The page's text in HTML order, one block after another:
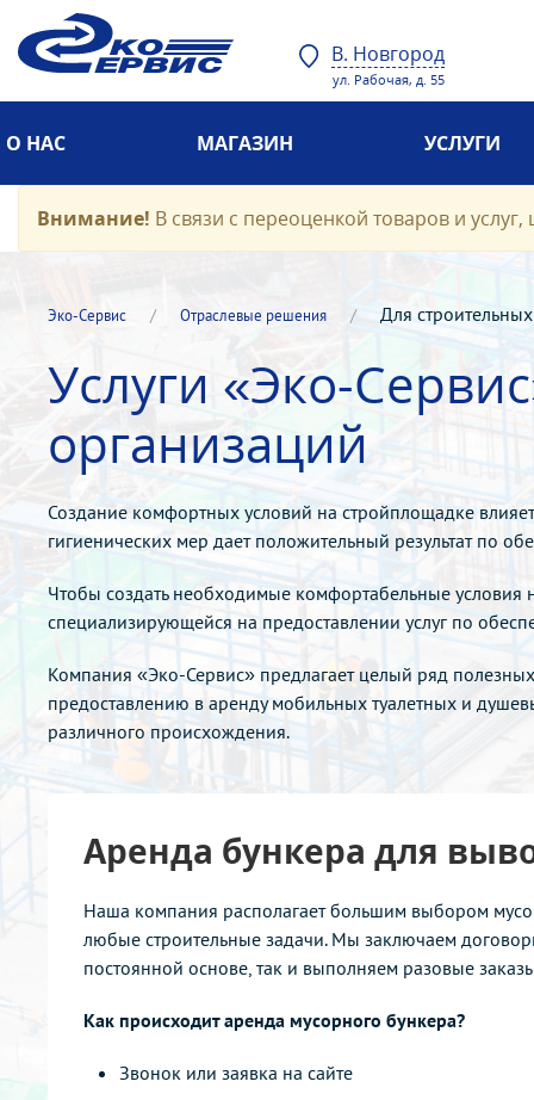
В. Новгород
ул. Рабочая, д. 55
НОВОСТИ И ФОТО
Внимание! В связи с переоценкой товаров и
Эко-Cервис Отраслевые решения
Для строительных
Услуги «Эко-Сервис»
для строительных
организаций
на эффективную работу сотрудников и
производительность труда, а соблюдение гигиенических
мер дает положительный результат по обеспечению
экологической безопасности на объекте.
Чтобы создать необходимые комфортабельные условия
выборе компании, специализирующейся на
санитарного состояния на территории строительства.
Компания «Эко-Сервис» предлагает целый ряд полезных
услуг для строительных организаций в Твери и Тверской
области по продаже и предоставлению в аренду
спектр услуг по их обслуживанию, сбору и вывозу отходов